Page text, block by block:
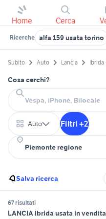
Home Cerca
Ricerche alfa 159 usata torino
Subito Auto Lancia Ibrida
Cosa cerchi?
Auto Filtri +2
Salva ricerca
67 risultati
LANCIA Ibrida usata in